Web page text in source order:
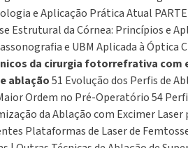
e Aplicação Prática Atual
Estrutural da Córnea: Princípios e
e UBM Aplicada à Óptica
da cirurgia fotorrefrativa com
ablação51 Evolução dos Perfis de
Ordem no Pré-Operatório 54
da Ablação com Excimer Laser
Plataformas de Laser de